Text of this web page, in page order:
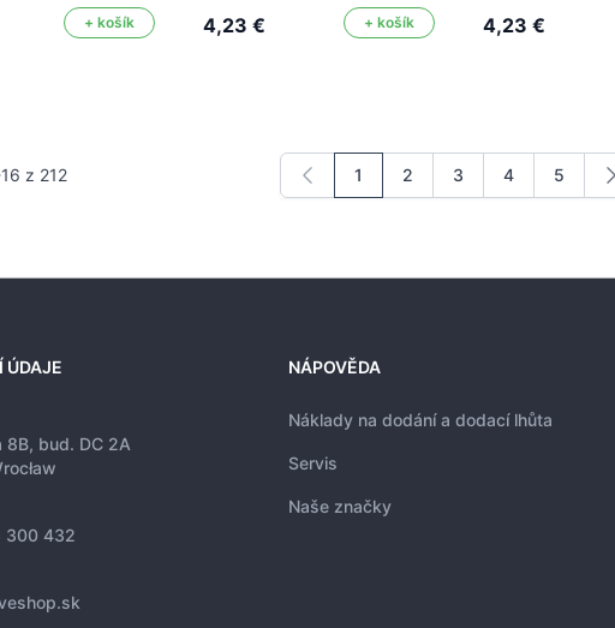
+ košík 4,23 € + košík 4,23 €
16 z 212 Právě si prohlížíte stránku
1 Stránka
2 Stránka
3 Stránka
4 Stránka
5
ÚDAJE
8B, bud. DC 2A
300 432
NÁPOVĚDA
Náklady na dodání a dodací lhůta
Servis
Naše značky